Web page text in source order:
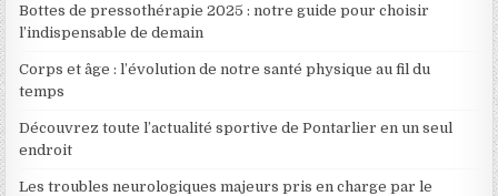
Bottes de pressothérapie 2025 : notre guide pour choisir
l’indispensable de demain
Corps et âge : l’évolution de notre santé physique au fil du
temps
Découvrez toute l’actualité sportive de Pontarlier en un seul
endroit
Les troubles neurologiques majeurs pris en charge par le